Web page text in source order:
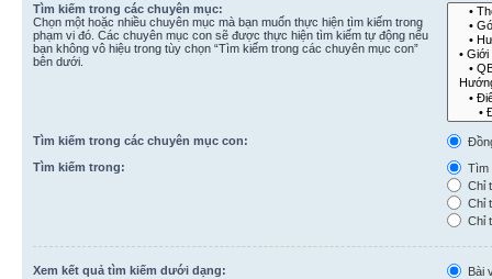
Tìm kiếm trong các chuyên mục:
Chọn một hoặc nhiều chuyên mục mà bạn muốn thực hiện tìm kiếm trong
phạm vi đó. Các chuyên mục con sẽ được thực hiện tìm kiếm tự động nếu
bạn không vô hiệu trong tùy chọn “Tìm kiếm trong các chuyên mục con”
bên dưới.
Tìm kiếm trong các chuyên mục con:
Tìm kiếm trong:
Tìm
Chỉ
Chỉ
Chỉ
Xem kết quả tìm kiếm dưới dạng:
Bài